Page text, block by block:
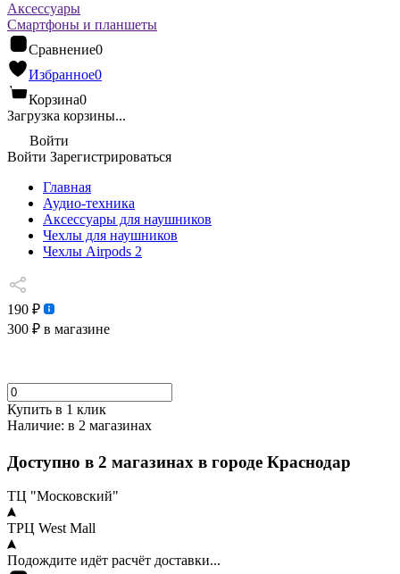
Аксессуары
Смартфоны и планшеты
Сравнение0
Избранное0
Корзина0
Загрузка корзины...
Войти
Войти Зарегистрироваться
Главная
Аудио-техника
Аксессуары для наушников
Чехлы для наушников
Чехлы Airpods 2
190 ₽
300 ₽ в магазине
Купить в 1 клик
Наличие: в 2 магазинах
Доступно в 2 магазинах в городе Краснодар
ТЦ "Московский"
ТРЦ West Mall
Подождите идёт расчёт доставки...